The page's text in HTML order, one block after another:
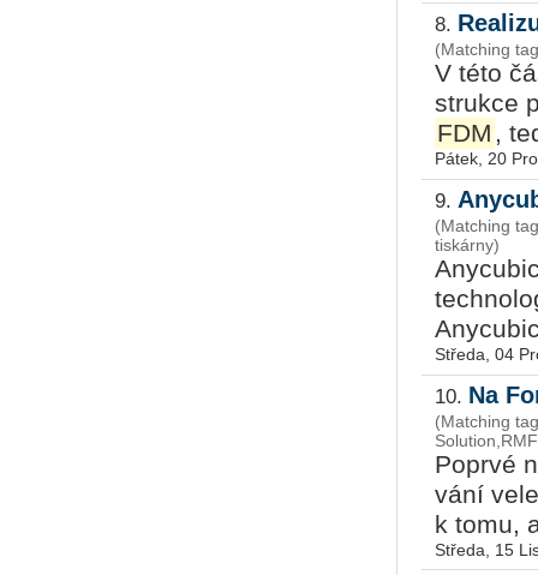
8.
(Matching
V této
struk­ce
FDM ,
Pátek, 20
9.
(Matching
tiskárny)
Středa, 04
10. Na
(Matching
Po­pr­vé
vá­ní
k tomu,
Středa, 15